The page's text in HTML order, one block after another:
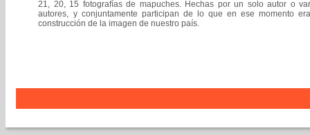
21, 20, 15 fotografías de mapuches. Hechas por un solo autor o
autores, y conjuntamente participan de lo que en ese momento
construcción de la imagen de nuestro país.